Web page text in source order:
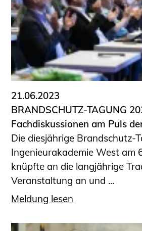
21.06.2023
BRANDSCHUTZ-TAGUNG
Fachdiskussionen am Puls
Die diesjährige Brandschutz-
Ingenieurakademie West am
knüpfte an die langjährige
Veranstaltung an und ...
Meldung lesen